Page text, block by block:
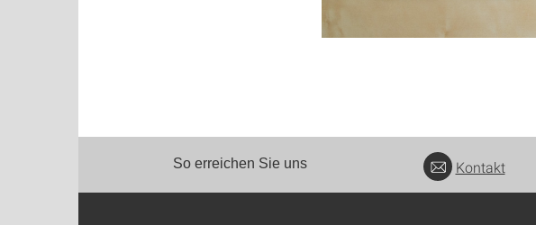
So erreichen Sie uns Kontakt